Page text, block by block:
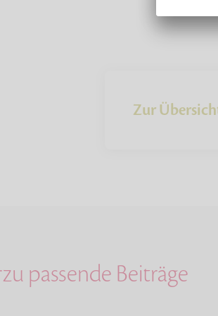
Zur
passende Beiträge